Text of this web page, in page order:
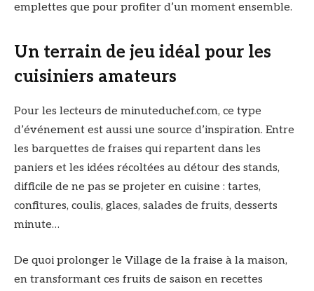
emplettes que pour profiter d’un moment ensemble.
Un terrain de jeu idéal pour les
cuisiniers amateurs
Pour les lecteurs de minuteduchef.com, ce type
d’événement est aussi une source d’inspiration. Entre
les barquettes de fraises qui repartent dans les
paniers et les idées récoltées au détour des stands,
difficile de ne pas se projeter en cuisine : tartes,
confitures, coulis, glaces, salades de fruits, desserts
minute…
De quoi prolonger le Village de la fraise à la maison,
en transformant ces fruits de saison en recettes